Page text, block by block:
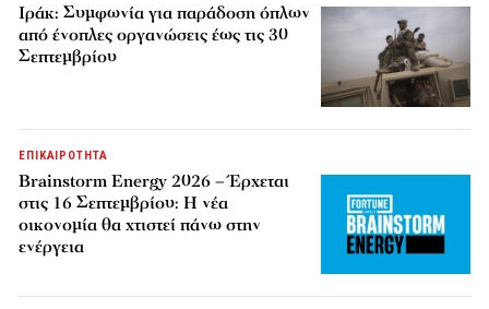
Ιράκ: Συμφωνία για παράδοση όπλων
από ένοπλες οργανώσεις έως τις 30
Σεπτεμβρίου
ΕΠΙΚΑΙΡΟΤΗΤΑ
Brainstorm Energy 2026 – Έρχεται
στις 16 Σεπτεμβρίου: Η νέα
οικονομία θα χτιστεί πάνω στην
ενέργεια